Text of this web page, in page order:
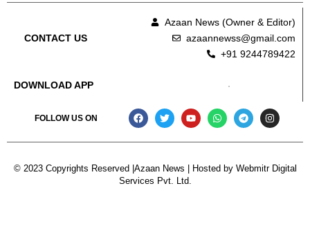
CONTACT US
Azaan News (Owner & Editor)
azaannewss@gmail.com
+91 9244789422
DOWNLOAD APP
FOLLOW US ON
© 2023 Copyrights Reserved |Azaan News | Hosted by Webmitr Digital
Services Pvt. Ltd.